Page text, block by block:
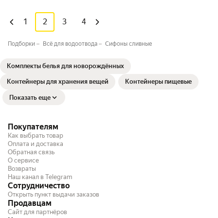
1 2 3 4
Подборки Всё для водоотвода Сифоны сливные
Комплекты белья для новорождённых
Контейнеры для хранения вещей Контейнеры пищевые
Показать еще
Покупателям
Как выбрать товар
Оплата и доставка
Обратная связь
О сервисе
Возвраты
Наш канал в Telegram
Сотрудничество
Открыть пункт выдачи заказов
Продавцам
Сайт для партнёров